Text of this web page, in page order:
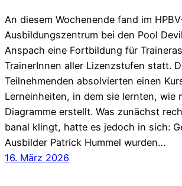
An diesem Wochenende fand im
Ausbildungszentrum bei den Pool
Anspach eine Fortbildung für
TrainerInnen aller Lizenzstufen statt.
Teilnehmenden absolvierten einen
Lerneinheiten, in dem sie lernten, wie
Diagramme erstellt. Was zunächst
banal klingt, hatte es jedoch in sich:
Ausbilder Patrick Hummel wurden…
16. März 2026